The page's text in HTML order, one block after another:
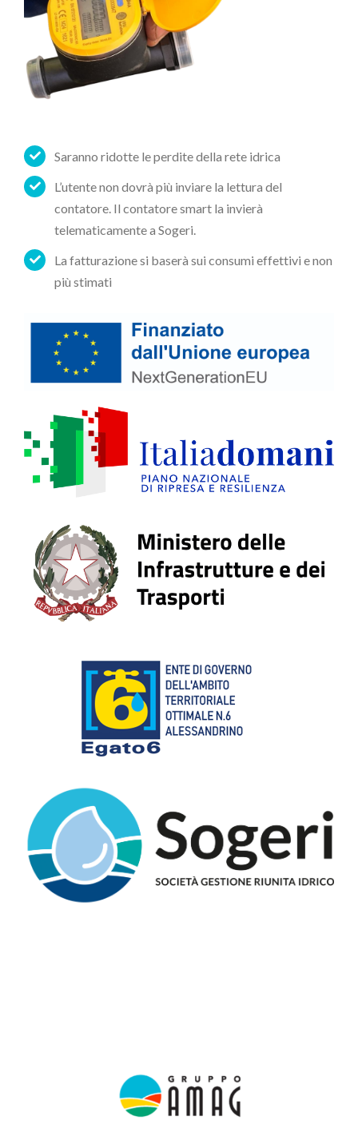
Saranno ridotte le perdite della rete idrica
L’utente non dovrà più inviare la lettura del
contatore. Il contatore smart la invierà
telematicamente a Sogeri.
La fatturazione si baserà sui consumi effettivi e non
più stimati